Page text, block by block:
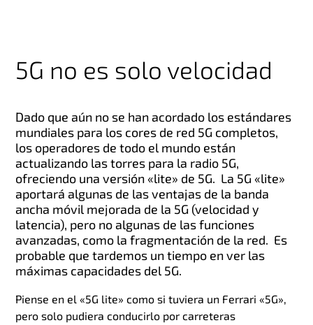
5G no es solo velocidad
Dado que aún no se han acordado los estándares
mundiales para los cores de red 5G completos,
los operadores de todo el mundo están
actualizando las torres para la radio 5G,
ofreciendo una versión «lite» de 5G. La 5G «lite»
aportará algunas de las ventajas de la banda
ancha móvil mejorada de la 5G (velocidad y
latencia), pero no algunas de las funciones
avanzadas, como la fragmentación de la red. Es
probable que tardemos un tiempo en ver las
máximas capacidades del 5G.
Piense en el «5G lite» como si tuviera un Ferrari «5G»,
pero solo pudiera conducirlo por carreteras